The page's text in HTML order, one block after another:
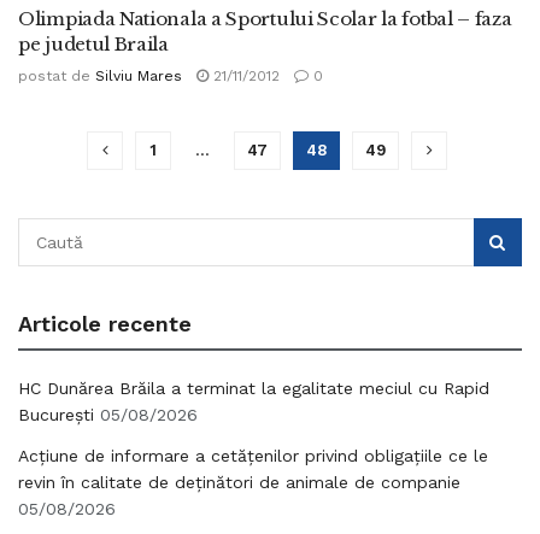
Olimpiada Nationala a Sportului Scolar la fotbal – faza
pe judetul Braila
postat de Silviu Mares 21/11/2012 0
1 … 47 48 49
Articole recente
HC Dunărea Brăila a terminat la egalitate meciul cu Rapid
București 05/08/2026
Acțiune de informare a cetățenilor privind obligațiile ce le
revin în calitate de deținători de animale de companie
05/08/2026